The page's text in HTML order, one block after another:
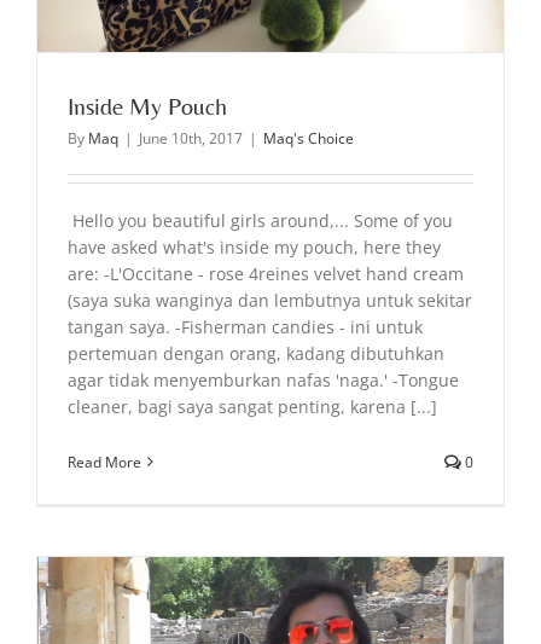
Inside My Pouch
By Maq | June 10th, 2017 | Maq's Choice
Hello you beautiful girls around,... Some of you
have asked what's inside my pouch, here they
are: -L'Occitane - rose 4reines velvet hand cream
(saya suka wanginya dan lembutnya untuk sekitar
tangan saya. -Fisherman candies - ini untuk
pertemuan dengan orang, kadang dibutuhkan
agar tidak menyemburkan nafas 'naga.' -Tongue
cleaner, bagi saya sangat penting, karena [...]
Read More 0